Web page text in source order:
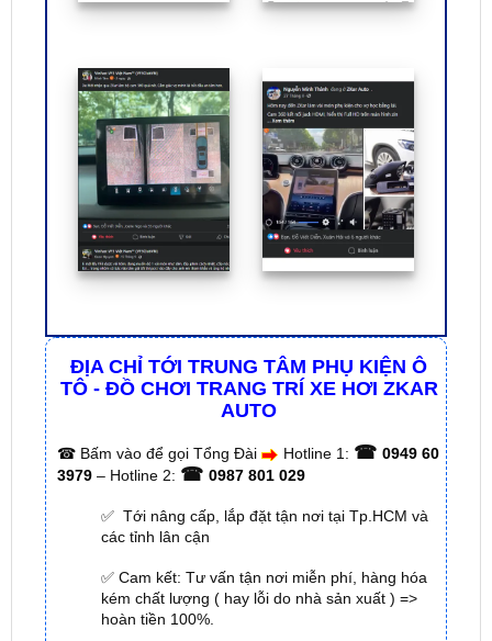
TÔ - ĐỒ CHƠI TRANG TRÍ XE HƠI ZKAR
☎Bấm vào để gọi Tổng Đài Hotline 1:☎ 0949 60
0987 801 029
✅ Tới nâng cấp, lắp đặt tận nơi tại Tp.HCM và
các tỉnh lân cận
✅ Cam kết: Tư vấn tận nơi miễn phí, hàng hóa
kém chất lượng ( hay lỗi do nhà sản xuất ) =>
✅ Thời gian làm việc kỹ thuật gắn tại nhà từ:8h
– 18h (Cả T7 Và Chủ Nhật)